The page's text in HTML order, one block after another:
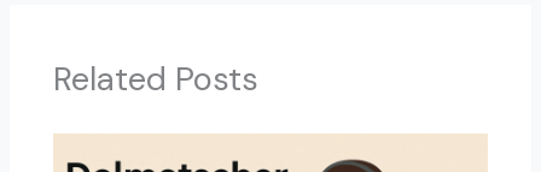
Related Posts